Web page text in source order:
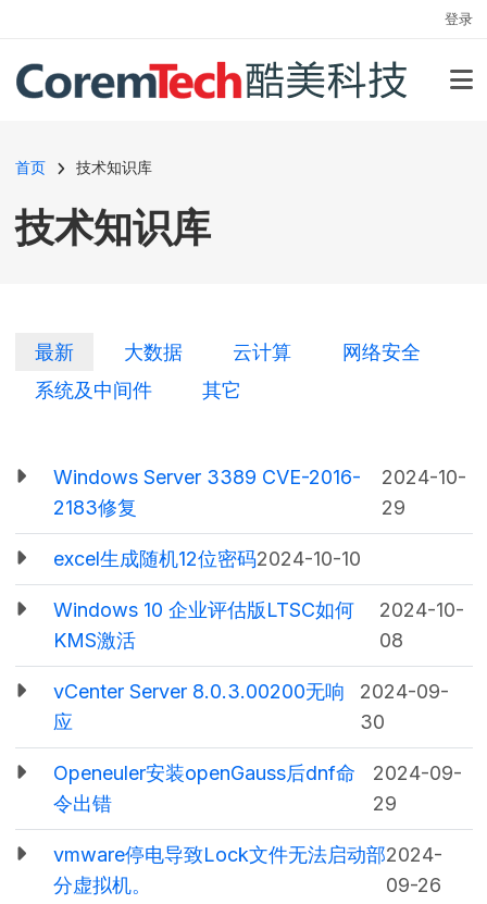
登录
面包屑
首页 技术知识库
技术知识库
主标签
最新 大数据 云计算
网络安全
系统及中间件
其它
Windows Server 3389 CVE-2016-
2183修复
2024-10-
29
excel生成随机12位密码2024-10-10
Windows 10 企业评估版LTSC如何
KMS激活
2024-10-
08
vCenter Server 8.0.3.00200无响
应
2024-09-
30
Openeuler安装openGauss后dnf命
令出错
2024-09-
29
vmware停电导致Lock文件无法启动部
分虚拟机。
2024-
09-26